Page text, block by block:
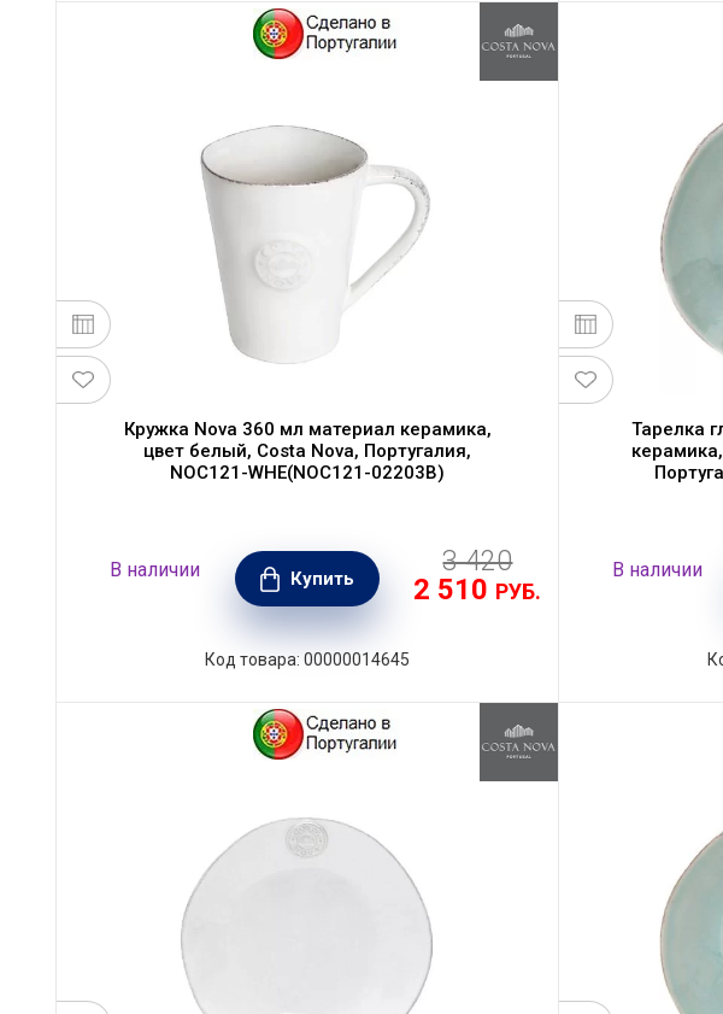
Кружка Nova 360 мл материал керамика,
цвет белый, Costa Nova, Португалия,
NOC121-WHE(NOC121-02203B)
В наличии Купить
3 420
2 510 РУБ.
Код товара: 00000014645
Тарелка
В наличии